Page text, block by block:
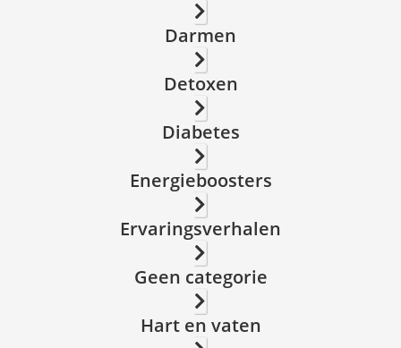
Darmen
Detoxen
Diabetes
Energieboosters
Ervaringsverhalen
Geen categorie
Hart en vaten